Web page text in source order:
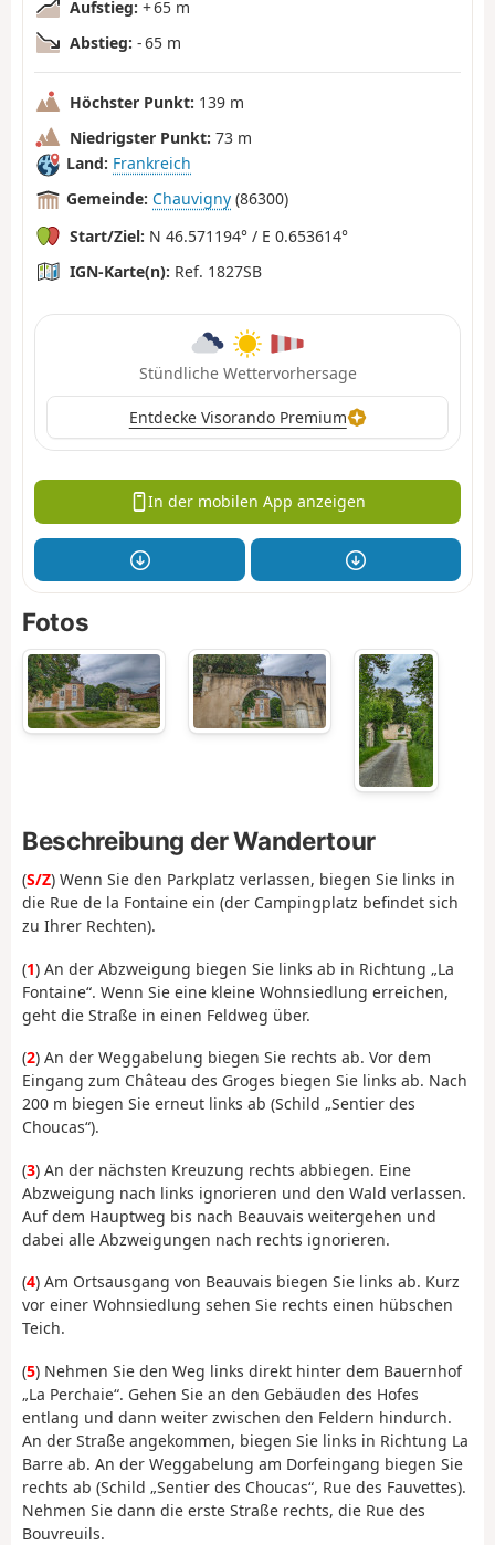
Aufstieg: + 65 m
Abstieg: - 65 m
Höchster Punkt: 139 m
Niedrigster Punkt: 73 m
Land: Frankreich
Gemeinde: Chauvigny (86300)
Start/Ziel: N 46.571194° / E 0.653614°
IGN-Karte(n): Ref. 1827SB
Stündliche Wettervorhersage
Entdecke Visorando Premium
In der mobilen App anzeigen
Fotos
Beschreibung der Wandertour
(S/Z) Wenn Sie den Parkplatz verlassen, biegen Sie links in
die Rue de la Fontaine ein (der Campingplatz befindet sich
zu Ihrer Rechten).
(1) An der Abzweigung biegen Sie links ab in Richtung „La
Fontaine“. Wenn Sie eine kleine Wohnsiedlung erreichen,
geht die Straße in einen Feldweg über.
(2) An der Weggabelung biegen Sie rechts ab. Vor dem
Eingang zum Château des Groges biegen Sie links ab. Nach
200 m biegen Sie erneut links ab (Schild „Sentier des
Choucas“).
(3) An der nächsten Kreuzung rechts abbiegen. Eine
Abzweigung nach links ignorieren und den Wald verlassen.
Auf dem Hauptweg bis nach Beauvais weitergehen und
dabei alle Abzweigungen nach rechts ignorieren.
(4) Am Ortsausgang von Beauvais biegen Sie links ab. Kurz
vor einer Wohnsiedlung sehen Sie rechts einen hübschen
Teich.
(5) Nehmen Sie den Weg links direkt hinter dem Bauernhof
„La Perchaie“. Gehen Sie an den Gebäuden des Hofes
entlang und dann weiter zwischen den Feldern hindurch.
An der Straße angekommen, biegen Sie links in Richtung La
Barre ab. An der Weggabelung am Dorfeingang biegen Sie
rechts ab (Schild „Sentier des Choucas“, Rue des Fauvettes).
Nehmen Sie dann die erste Straße rechts, die Rue des
Bouvreuils.